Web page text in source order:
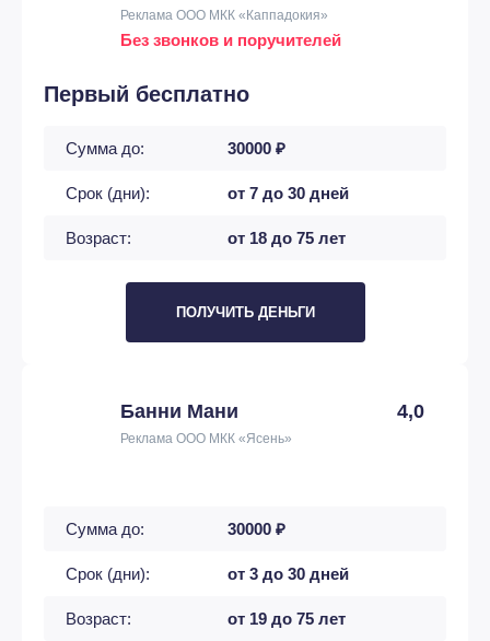
Реклама ООО МКК «Каппадокия»
Без звонков и поручителей
Первый бесплатно
Сумма до: 30000 ₽
Срок (дни): от 7 до 30 дней
Возраст: от 18 до 75 лет
ПОЛУЧИТЬ ДЕНЬГИ
Банни Мани 4,0
Реклама ООО МКК «Ясень»
Сумма до: 30000 ₽
Срок (дни): от 3 до 30 дней
Возраст: от 19 до 75 лет